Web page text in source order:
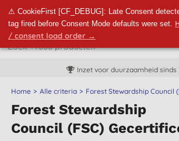
⚠ CookieFirst [CF_DEBUG]: Late Consent
tag fired before Consent Mode defaults were set.
/ consent load order →
Inzet voor duurzaamheid sinds
Home Alle criteria Forest Stewardship Council
Forest Stewardship
Council (FSC)